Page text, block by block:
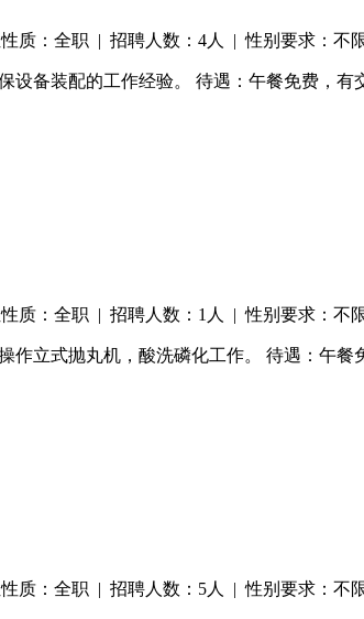
质：全职 | 招聘人数：4人 | 性别要求：不
设备装配的工作经验。 待遇：午餐免费，有
质：全职 | 招聘人数：1人 | 性别要求：不
立式抛丸机，酸洗磷化工作。 待遇：午餐
质：全职 | 招聘人数：5人 | 性别要求：不